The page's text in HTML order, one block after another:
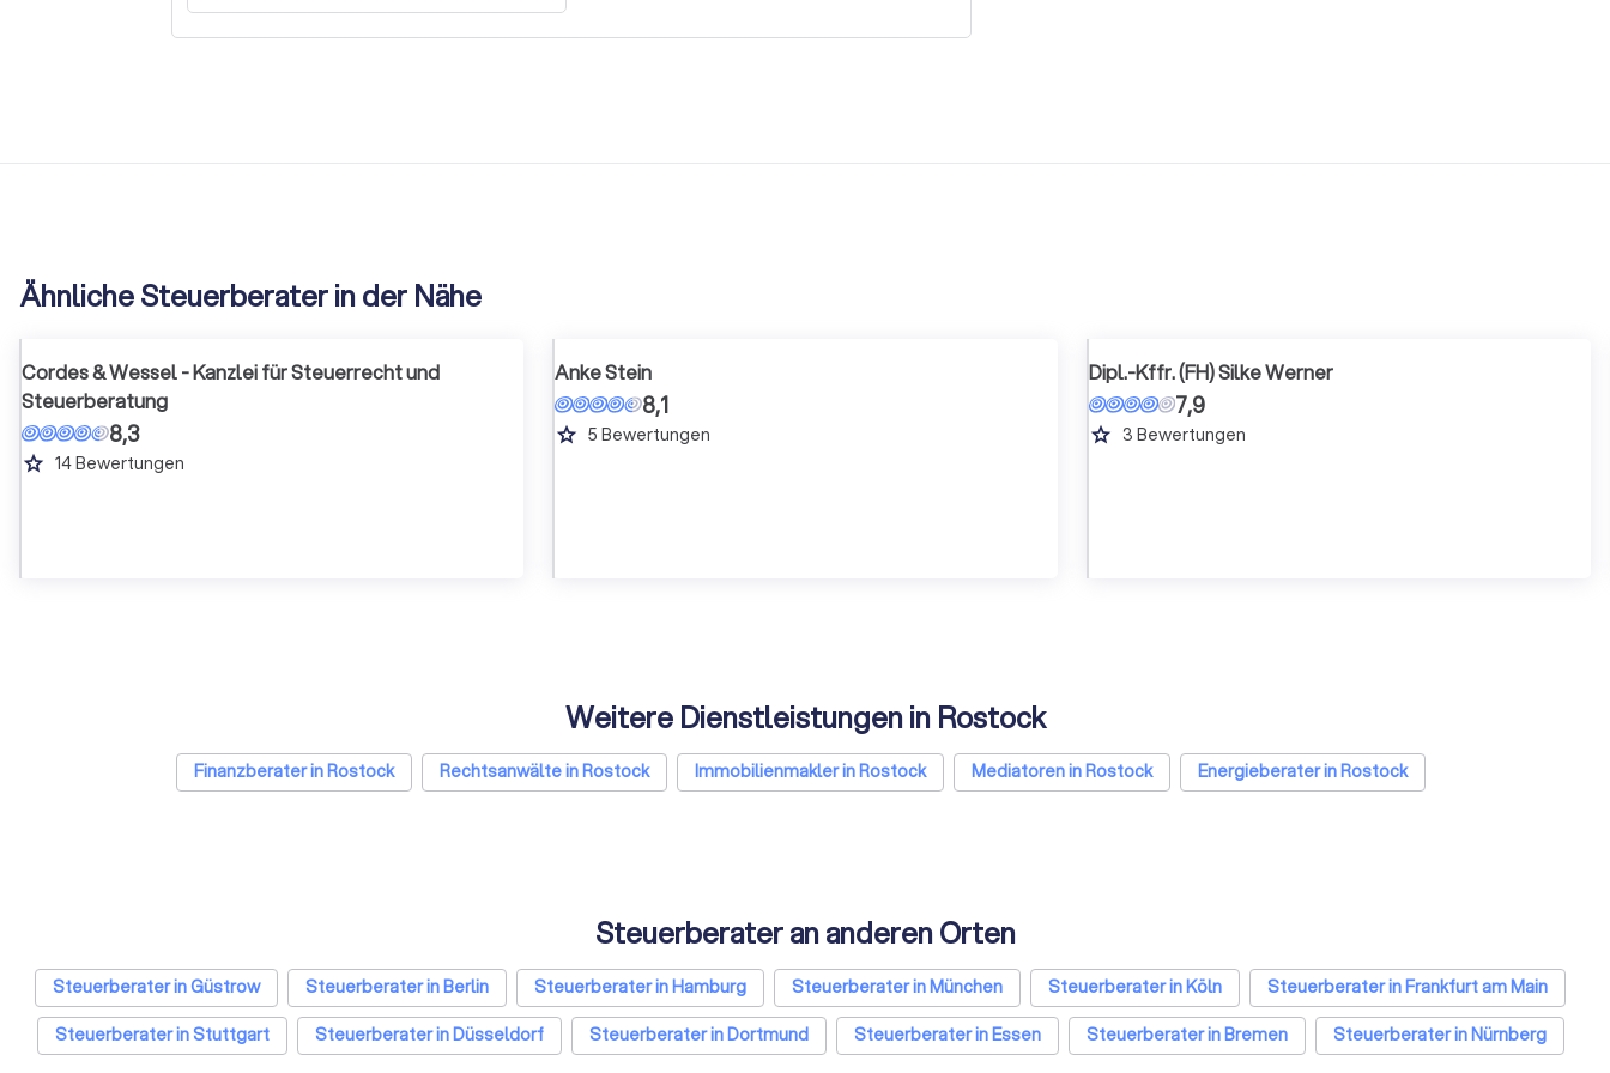
Ähnliche Steuerberater in der Nähe
Cordes & Wessel - Kanzlei für Steuerrecht und
Steuerberatung
8,3
grade 14Bewertungen
Anke Stein
8,1
grade 5 Bewertungen
Dipl.-Kffr. (FH) Silke Werner
7,9
grade 3 Bewertungen
Weitere Dienstleistungen in Rostock
Finanzberater in Rostock Rechtsanwälte in Rostock Immobilienmakler in Rostock Mediatoren in Rostock Energieberater in Rostock
Steuerberater an anderen Orten
Steuerberater in Güstrow Steuerberater in Berlin Steuerberater in Hamburg Steuerberater in München Steuerberater in Köln
Steuerberater in Frankfurt am Main
Steuerberater in Stuttgart
Steuerberater in Düsseldorf Steuerberater in Dortmund Steuerberater in Essen Steuerberater in Bremen
Steuerberater in Nürnberg